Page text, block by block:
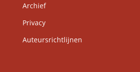
Archief
Privacy
Auteursrichtlijnen